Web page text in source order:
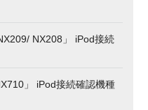
NX208」 iPod接続
」 iPod接続確認機種